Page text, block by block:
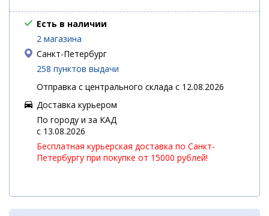
Есть в наличии
2 магазина
Санкт-Петербург
258 пунктов выдачи
Отправка с центрального склада с 12.08.2026
Доставка курьером
По городу и за КАД
c 13.08.2026
Бесплатная курьерская доставка по Санкт-
Петербургу при покупке от 15000 рублей!